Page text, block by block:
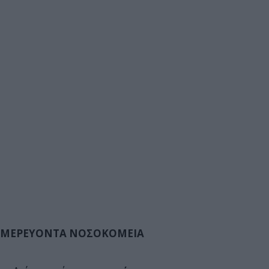
ΝΟΣΟΚΟΜΕΙΑ